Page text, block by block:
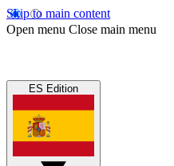
Skip to main content
Open menu Close main menu
ES Edition